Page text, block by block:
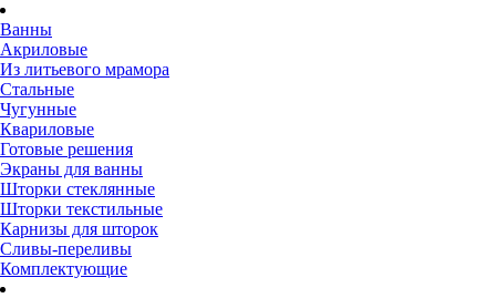
Ванны
Акриловые
Из литьевого мрамора
Стальные
Чугунные
Квариловые
Готовые решения
Экраны для ванны
Шторки стеклянные
Шторки текстильные
Карнизы для шторок
Сливы-переливы
Комплектующие